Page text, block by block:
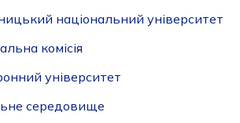
національний університет
комісія
університет
середовище